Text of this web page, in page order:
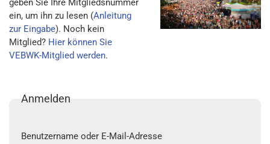
geben Sie Ihre Mitgliedsnummer
ein, um ihn zu lesen (Anleitung
zur Eingabe). Noch kein
Mitglied? Hier können Sie
VEBWK-Mitglied werden.
Anmelden
Benutzername oder E-Mail-Adresse